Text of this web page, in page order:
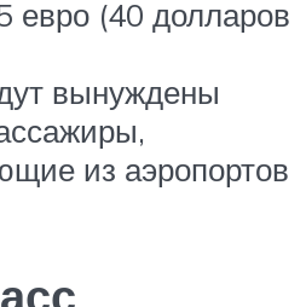
евро (40 долларов
вынуждены
из аэропортов